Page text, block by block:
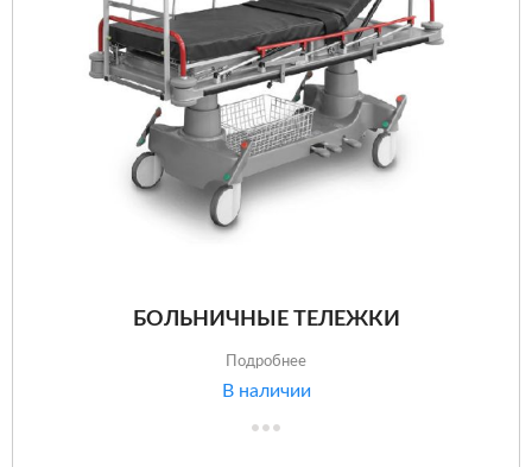
БОЛЬНИЧНЫЕ ТЕЛЕЖКИ
Подробнее
В наличии